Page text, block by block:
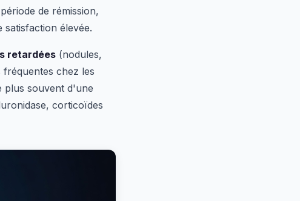
de rémission,
élevée.
retardées (nodules,
chez les
plus souvent d'une
corticoïdes